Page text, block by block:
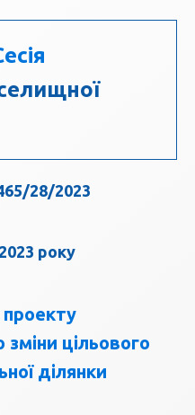
28/2023
року
цільового
ділянки